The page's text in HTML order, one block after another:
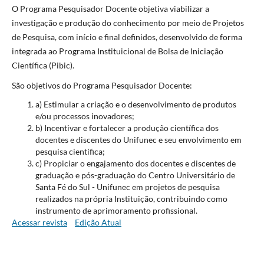
O Programa Pesquisador Docente objetiva viabilizar a
investigação e produção do conhecimento por meio de Projetos
de Pesquisa, com início e final definidos, desenvolvido de forma
integrada ao Programa Instituicional de Bolsa de Iniciação
Científica (Pibic).
São objetivos do Programa Pesquisador Docente:
a) Estimular a criação e o desenvolvimento de produtos
e/ou processos inovadores;
b) Incentivar e fortalecer a produção científica dos
docentes e discentes do Unifunec e seu envolvimento em
pesquisa científica;
c) Propiciar o engajamento dos docentes e discentes de
graduação e pós-graduação do Centro Universitário de
Santa Fé do Sul - Unifunec em projetos de pesquisa
realizados na própria Instituição, contribuindo como
instrumento de aprimoramento profissional.
Acessar revista
Edição Atual